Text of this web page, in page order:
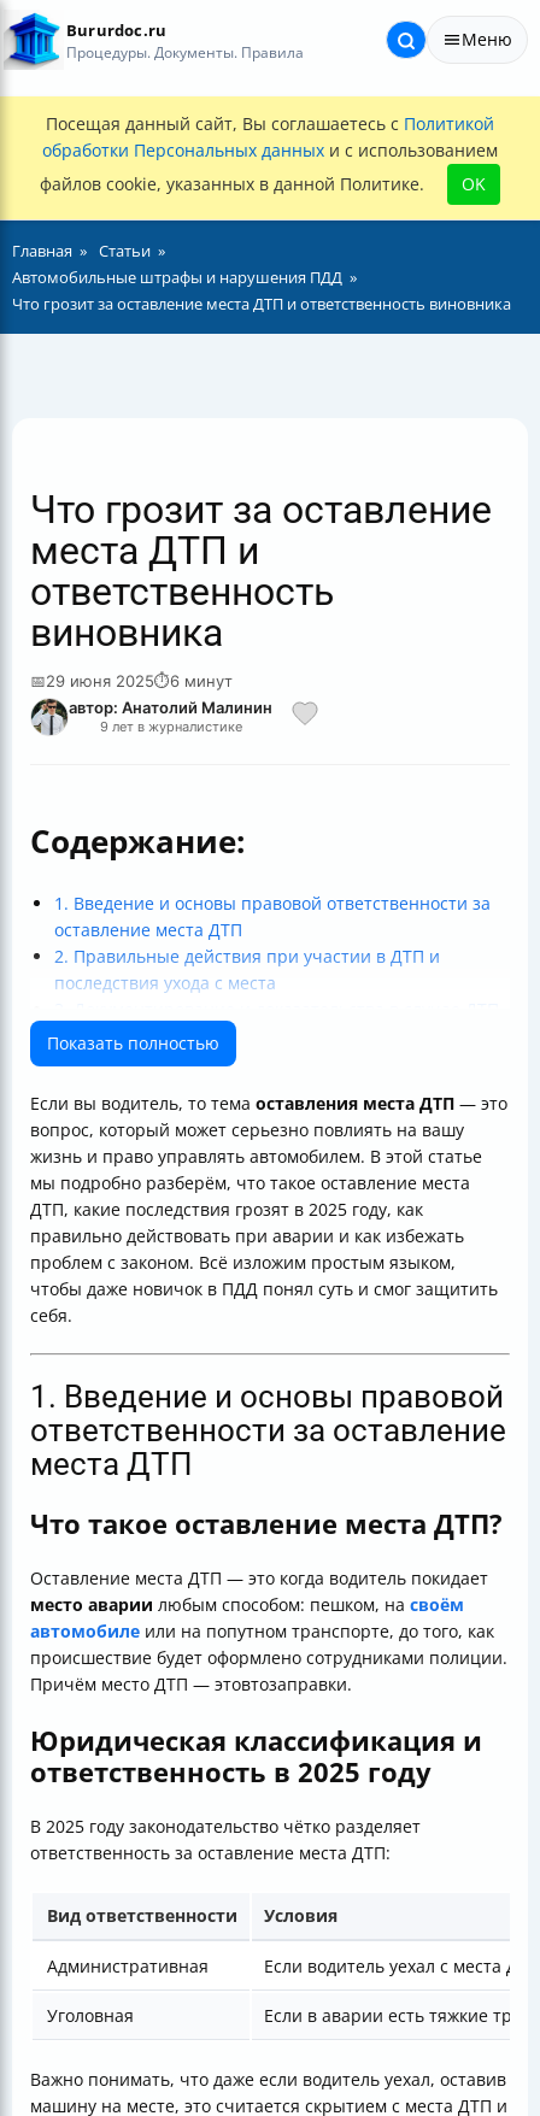
Bururdoc.ru
Процедуры. Документы. Правила
Меню
Посещая данный сайт, Вы соглашаетесь с Политикой
обработки Персональных данных и с использованием
файлов cookie, указанных в данной Политике.
OK
Главная
Статьи
Автомобильные штрафы и нарушения ПДД
Что грозит за оставление места ДТП и ответственность виновника
Что грозит за оставление
места ДТП и
ответственность
виновника
📅29 июня 2025⏱6 минут
автор: Анатолий Малинин
9 лет в журналистике
Содержание:
1. Введение и основы правовой ответственности за
оставление места ДТП
2. Правильные действия при участии в ДТП и
последствия ухода с места
4. Особенности поведения и юридическая
ответственность в сложных случаях
Показать полностью
Если вы водитель, то тема оставления места ДТП — это
вопрос, который может серьезно повлиять на вашу
жизнь и право управлять автомобилем. В этой статье
мы подробно разберём, что такое оставление места
ДТП, какие последствия грозят в 2025 году, как
правильно действовать при аварии и как избежать
проблем с законом. Всё изложим простым языком,
чтобы даже новичок в ПДД понял суть и смог защитить
себя.
1. Введение и основы правовой
ответственности за оставление
места ДТП
Что такое оставление места ДТП?
Оставление места ДТП — это когда водитель покидает
место аварии любым способом: пешком, на своём
автомобиле или на попутном транспорте, до того, как
происшествие будет оформлено сотрудниками полиции.
Причём место ДТП — этовтозаправки.
Юридическая классификация и
ответственность в 2025 году
В 2025 году законодательство чётко разделяет
ответственность за оставление места ДТП:
Вид ответственности Условия
Административная Если водитель уехал с места
Уголовная Если в аварии есть тяжкие
Важно понимать, что даже если водитель уехал, оставив
машину на месте, это считается скрытием с места ДТП и